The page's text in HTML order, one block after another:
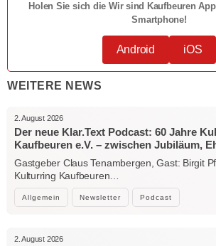
Holen Sie sich die Wir sind Kaufbeuren
Smartphone!
Android iOS
WEITERE NEWS
Allgemein Newsletter Podcast
2. August 2026
Der neue Klar.Text Podcast: 60 Jahre
Kaufbeuren e.V. – zwischen Jubiläum,
Kraft der Kultur
Gastgeber Claus Tenambergen, Gast: Birgit
Kulturring Kaufbeuren…
2. August 2026